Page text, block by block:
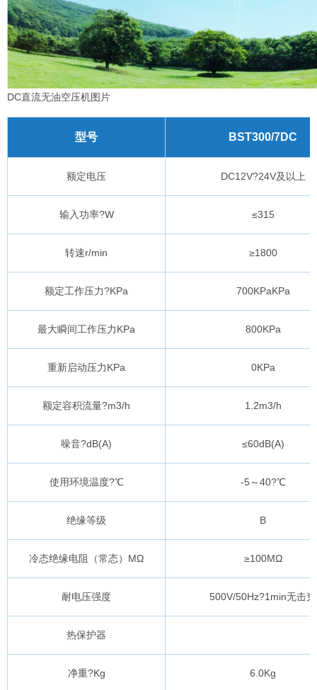
DC直流无油空压机图片
型号 BST300/7DC
额定电压 DC12V?24V及以上
输入功率?W ≤315
转速r/min ≥1800
额定工作压力?KPa 700KPaKPa
最大瞬间工作压力KPa 800KPa
重新启动压力KPa 0KPa
额定容积流量?m3/h 1.2m3/h
噪音?dB(A) ≤60dB(A)
使用环境温度?℃ -5～40?℃
绝缘等级 B
冷态绝缘电阻（常态）MΩ ≥100MΩ
耐电压强度 500V/50Hz?1min无击穿
热保护器
净重?Kg 6.0Kg